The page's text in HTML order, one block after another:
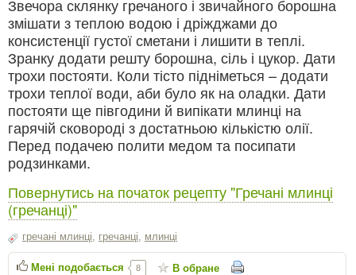
Звечора склянку гречаного і звичайного борошна
змішати з теплою водою і дріжджами до
консистенції густої сметани і лишити в теплі.
Зранку додати решту борошна, сіль і цукор. Дати
трохи постояти. Коли тісто підніметься – додати
трохи теплої води, аби було як на оладки. Дати
постояти ще півгодини й випікати млинці на
гарячій сковороді з достатньою кількістю олії.
Перед подачею полити медом та посипати
родзинками.
Повернутись на початок рецепту "Гречані млинці
(гречанці)"
гречані млинці гречанці млинці
Мені подобається 8 В обране